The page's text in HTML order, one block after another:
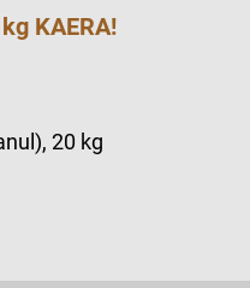
KAERA!
20 kg